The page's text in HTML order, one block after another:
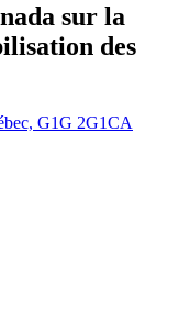
sur la
des
G1G 2G1CA